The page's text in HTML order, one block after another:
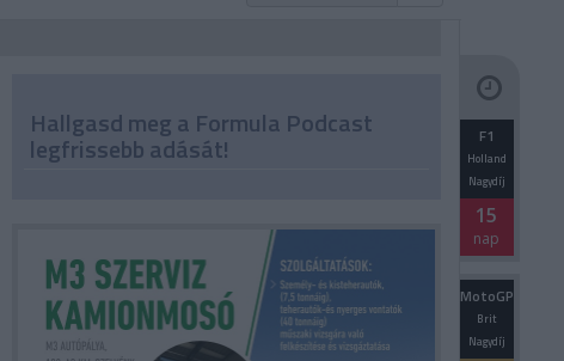
Hallgasd meg a Formula Podcast
legfrissebb adását! F1
Holland
Nagydíj
15
nap
MotoGP
Brit
Nagydíj